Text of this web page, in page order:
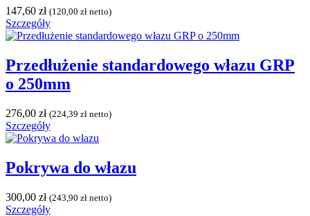
147,60 zł (120,00 zł netto)
Szczegóły
Przedłużenie standardowego włazu GRP
o 250mm
276,00 zł (224,39 zł netto)
Szczegóły
Pokrywa do włazu
300,00 zł (243,90 zł netto)
Szczegóły